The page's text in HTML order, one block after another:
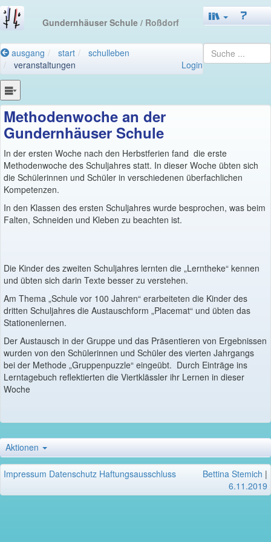
Gundernhäuser Schule / Roßdorf
ausgang start
schulleben
veranstaltungen
Login
Methodenwoche an der
Gundernhäuser Schule
In der ersten Woche nach den Herbstferien fand die erste
Methodenwoche des Schuljahres statt. In dieser Woche übten sich
die Schülerinnen und Schüler in verschiedenen überfachlichen
Kompetenzen.
In den Klassen des ersten Schuljahres wurde besprochen, was beim
Falten, Schneiden und Kleben zu beachten ist.
Die Kinder des zweiten Schuljahres lernten die „Lerntheke“ kennen
und übten sich darin Texte besser zu verstehen.
Am Thema „Schule vor 100 Jahren“ erarbeiteten die Kinder des
dritten Schuljahres die Austauschform „Placemat“ und übten das
Stationenlernen.
Der Austausch in der Gruppe und das Präsentieren von Ergebnissen
wurden von den Schülerinnen und Schüler des vierten Jahrgangs
bei der Methode „Gruppenpuzzle“ eingeübt. Durch Einträge ins
Lerntagebuch reflektierten die Viertklässler ihr Lernen in dieser
Woche
Aktionen
Impressum Datenschutz Haftungsausschluss Bettina Stemich |
6.11.2019